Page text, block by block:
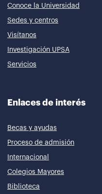
Conoce la Universidad
Sedes y centros
Visítanos
Investigación UPSA
Servicios
Enlaces de interés
Becas y ayudas
Proceso de admisión
Internacional
Colegios Mayores
Biblioteca